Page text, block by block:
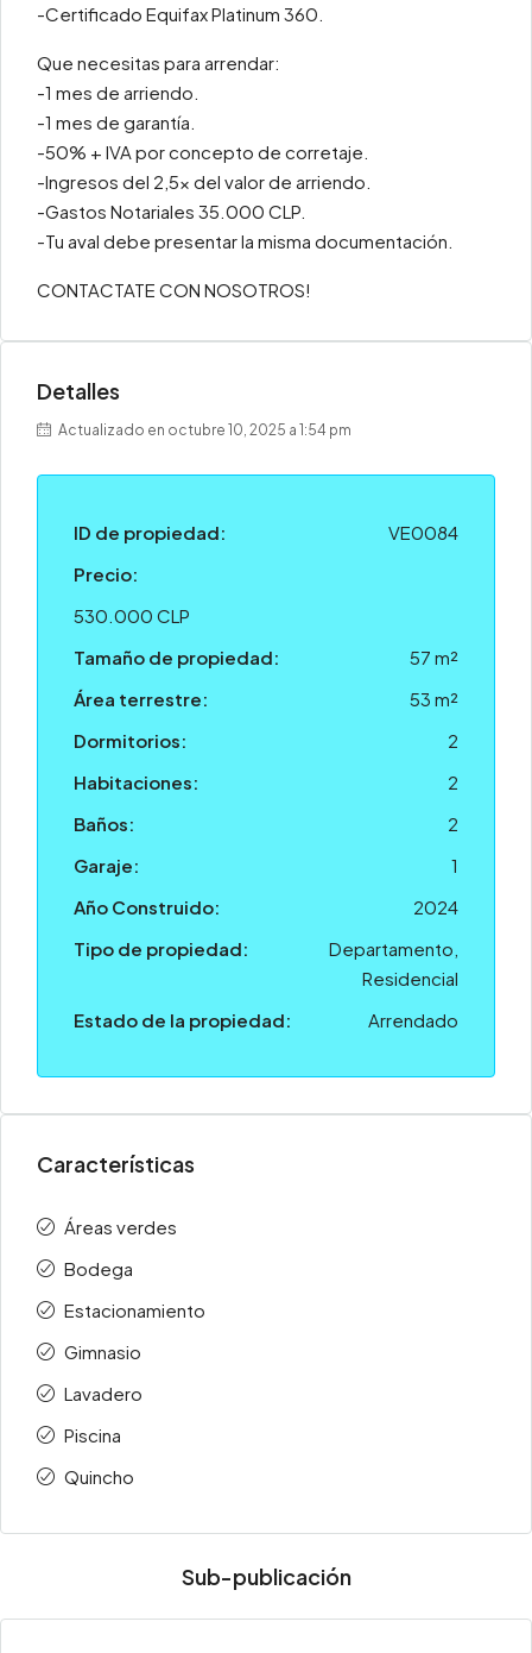
-Certificado Equifax Platinum 360.
Que necesitas para arrendar:
-1 mes de arriendo.
-1 mes de garantía.
-50% + IVA por concepto de corretaje.
-Ingresos del 2,5x del valor de arriendo.
-Gastos Notariales 35.000 CLP.
-Tu aval debe presentar la misma documentación.
CONTACTATE CON NOSOTROS!
Detalles
Actualizado en octubre 10, 2025 a 1:54 pm
ID de propiedad:
VE0084
Precio:
530.000 CLP
Tamaño de propiedad:
57 m²
Área terrestre:
53 m²
Dormitorios:
2
Habitaciones:
2
Baños:
2
Garaje:
1
Año Construido:
2024
Tipo de propiedad:
Departamento,
Residencial
Estado de la propiedad:
Arrendado
Características
Áreas verdes
Bodega
Estacionamiento
Gimnasio
Lavadero
Piscina
Quincho
Sub-publicación